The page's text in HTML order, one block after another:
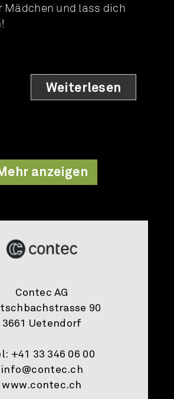
Mädchen und lass dich
Weiterlesen
anzeigen
Contec AG
90
3661 Uetendorf
+41 33 346 06 00
info@contec.ch
www.contec.ch